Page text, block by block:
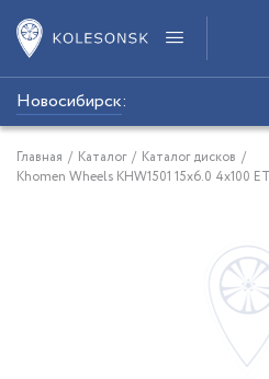
Новосибирск:
Главная / Каталог / Каталог дисков /
Khomen Wheels KHW1501 15x6.0 4x100